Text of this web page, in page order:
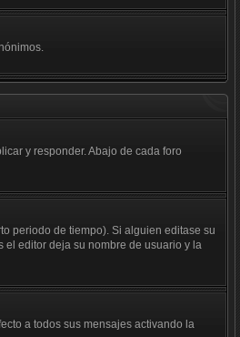
y responder. Abajo de cada foro
periodo de tiempo). Si alguien editase su
el editor deja su nombre de usuario y la
a todos sus mensajes activando la